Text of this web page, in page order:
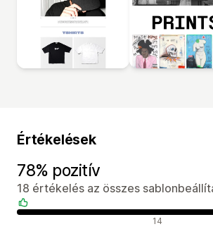
Értékelések
78% pozitív
18 értékelés az összes
Pozitív értékelések 14